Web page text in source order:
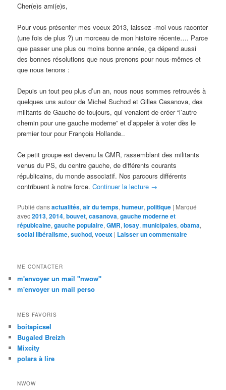
Cher(e)s ami(e)s,
Pour vous présenter mes voeux 2013, laissez -moi vous raconter
(une fois de plus ?) un morceau de mon histoire récente…. Parce
que passer une plus ou moins bonne année, ça dépend aussi
des bonnes résolutions que nous prenons pour nous-mêmes et
que nous tenons :
Depuis un tout peu plus d’un an, nous nous sommes retrouvés à
quelques uns autour de Michel Suchod et Gilles Casanova, des
militants de Gauche de toujours, qui venaient de créer “l’autre
chemin pour une gauche moderne” et d’appeler à voter dès le
premier tour pour François Hollande..
Ce petit groupe est devenu la GMR, rassemblant des militants
venus du PS, du centre gauche, de différents courants
républicains, du monde associatif. Nos parcours différents
contribuent à notre force.Continuer la lecture →
Publié dansactualités,air du temps,humeur,politique | Marqué
avec2013,2014,bouvet,casanova,gauche moderne et
républcaine,gauche populaire,GMR,losay,municipales,obama,
social libéralisme,suchod,voeux | Laisser un commentaire
ME CONTACTER
m'envoyer un mail "nwow"
m'envoyer un mail perso
MES FAVORIS
boitapicsel
Bugaled Breizh
Mixcity
polars à lire
NWOW